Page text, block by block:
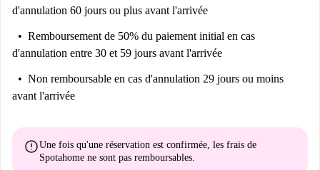
d'annulation 60 jours ou plus avant l'arrivée
Remboursement de 50% du paiement initial en cas
d'annulation entre 30 et 59 jours avant l'arrivée
Non remboursable en cas d'annulation 29 jours ou moins
avant l'arrivée
errorUne fois qu'une réservation est confirmée, les frais de
Spotahome ne sont pas remboursables